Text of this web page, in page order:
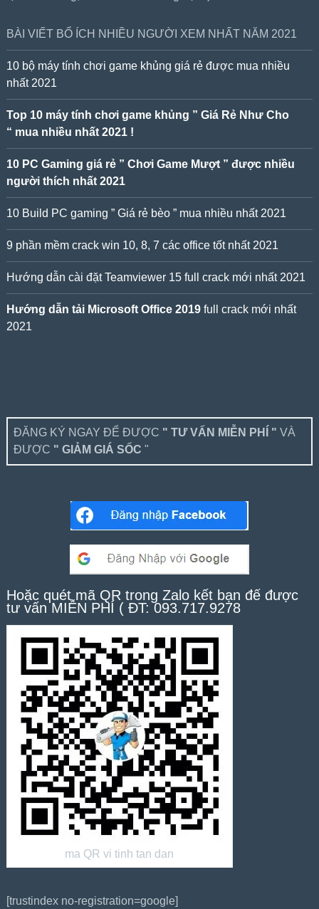
BÀI VIẾT BỔ ÍCH NHIỀU NGƯỜI XEM NHẤT NĂM 2021
10 bộ máy tính chơi game khủng giá rẻ được mua nhiều
nhất 2021
Top 10 máy tính chơi game khủng ” Giá Rẻ Như Cho
“ mua nhiều nhất 2021 !
10 PC Gaming giá rẻ ” Chơi Game Mượt ” được nhiều
người thích nhất 2021
10 Build PC gaming ” Giá rẻ bèo ” mua nhiều nhất 2021
9 phần mềm crack win 10, 8, 7 các office tốt nhất 2021
Hướng dẫn cài đặt Teamviewer 15 full crack mới nhất 2021
Hướng dẫn tải Microsoft Office 2019full crack mới nhất
2021
ĐĂNG KÝ NGAY ĐỂ ĐƯỢC " TƯ VẤN MIỄN PHÍ " VÀ
ĐƯỢC " GIẢM GIÁ SỐC "
Hoặc quét mã QR trong Zalo kết bạn để được
tư vấn MIỄN PHÍ ( ĐT: 093.717.9278
ma QR vi tinh tan dan
[trustindex no-registration=google]